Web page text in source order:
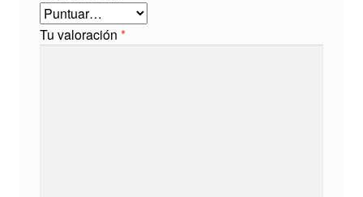
Tu valoración *